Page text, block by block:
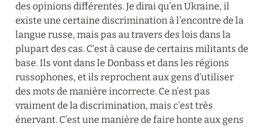
des opinions différentes. Je dirai qu’en Ukraine, il
existe une certaine discrimination à l’encontre de la
langue russe, mais pas au travers des lois dans la
plupart des cas. C’est à cause de certains militants de
base. Ils vont dans le Donbass et dans les régions
russophones, et ils reprochent aux gens d’utiliser
des mots de manière incorrecte. Ce n’est pas
vraiment de la discrimination, mais c’est très
énervant. C’est une manière de faire honte aux gens